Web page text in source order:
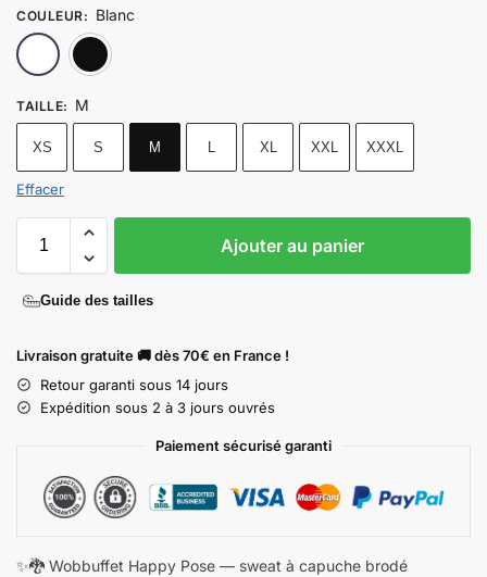
COULEUR: Blanc
TAILLE: M
XS S M L XL XXL XXXL
Effacer
Ajouter au panier
Guide des tailles
Livraison gratuite 🚚 dès 70€ en France !
Retour garanti sous 14 jours
Expédition sous 2 à 3 jours ouvrés
Paiement sécurisé garanti
✨🐉 Wobbuffet Happy Pose — sweat à capuche brodé